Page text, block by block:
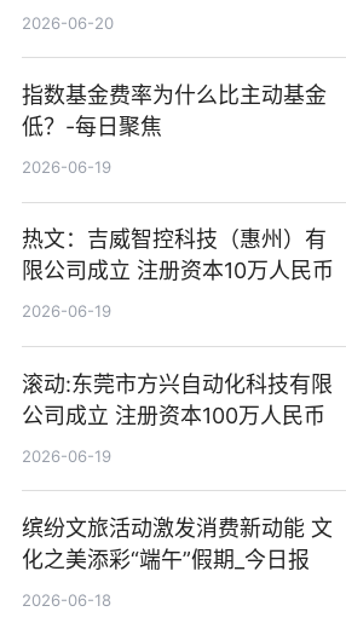
2026-06-20
指数基金费率为什么比主动基金
低？-每日聚焦
2026-06-19
热文：吉威智控科技（惠州）有
限公司成立 注册资本10万人民币
2026-06-19
滚动:东莞市方兴自动化科技有限
公司成立 注册资本100万人民币
2026-06-19
缤纷文旅活动激发消费新动能 文
化之美添彩“端午”假期_今日报
2026-06-18